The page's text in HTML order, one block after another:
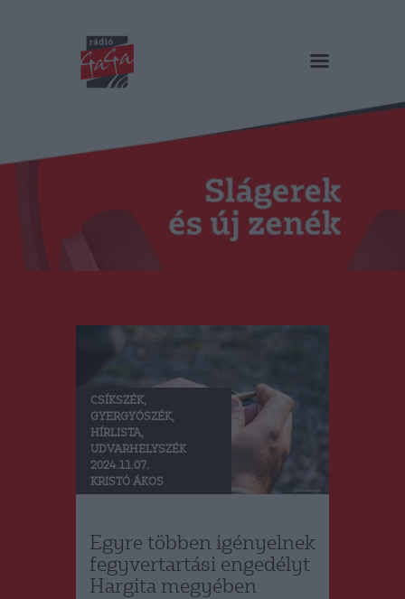
RÁDIÓ GAGA
Műsorok
Duma Duba
Podcast és videók
Stáb
CSÍKSZÉK,
GYERGYÓSZÉK,
HÍRLISTA,
UDVARHELYSZÉK
2024.11.07.
KRISTÓ ÁKOS
Egyre többen igényelnek
fegyvertartási engedélyt
Hargita megyében